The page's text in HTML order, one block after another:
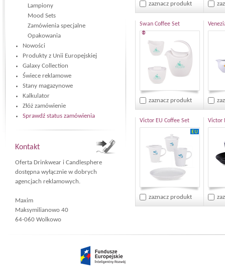
Lampiony
Mood Sets
Zamówienia specjalne
Opakowania
Nowości
Produkty z Unii Europejskiej
Galaxy Collection
Świece reklamowe
Stany magazynowe
Kalkulator
Złóż zamówienie
Sprawdź status zamówienia
Kontakt
Oferta Drinkwear i Candlesphere
dostępna wyłącznie w dobrych
agencjach reklamowych.
Maxim
Maksymilianowo 40
64-060 Wolkowo
zaznacz produkt
Swan Coffee Set
®
zaznacz produkt
Victor EU Coffee Set
zaznacz produkt
Victor